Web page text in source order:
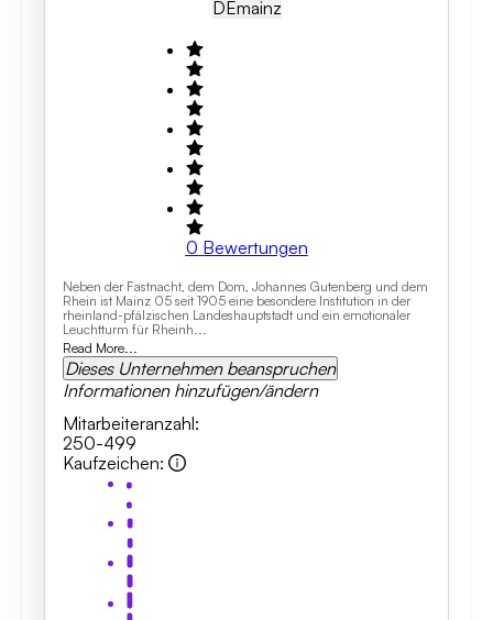
DEMainz
0 Bewertungen
Neben der Fastnacht, dem Dom, Johannes Gutenberg und dem
Rhein ist Mainz 05 seit 1905 eine besondere Institution in der
rheinland-pfälzischen Landeshauptstadt und ein emotionaler
Leuchtturm für Rheinh...
Read More...
Dieses Unternehmen beanspruchen
Informationen hinzufügen/ändern
Mitarbeiteranzahl:
250-499
Kaufzeichen: